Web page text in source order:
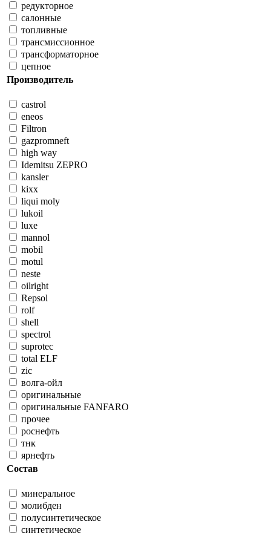
редукторное
салонные
топливные
трансмиссионное
трансформаторное
цепное
Производитель
castrol
eneos
Filtron
gazpromneft
high way
Idemitsu ZEPRO
kansler
kixx
liqui moly
lukoil
luxe
mannol
mobil
motul
neste
oilright
Repsol
rolf
shell
spectrol
suprotec
total ELF
zic
волга-ойл
оригинальные
оригинальные FANFARO
прочее
роснефть
тнк
ярнефть
Состав
минеральное
молибден
полусинтетическое
синтетическое